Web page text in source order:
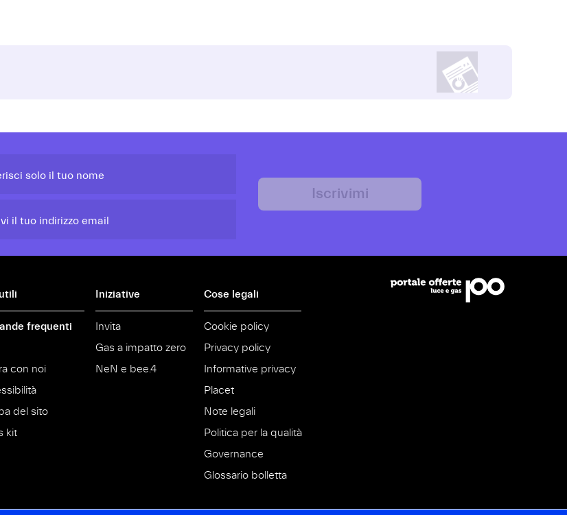
solo il tuo nome
il tuo indirizzo email
Iscrivimi
frequenti
con noi
del sito
kit
Iniziative
Invita
Gas a impatto zero
NeN e bee.4
Cose legali
Cookie policy
Privacy policy
Informative privacy
Placet
Note legali
Politica per la qualità
Governance
Glossario bolletta